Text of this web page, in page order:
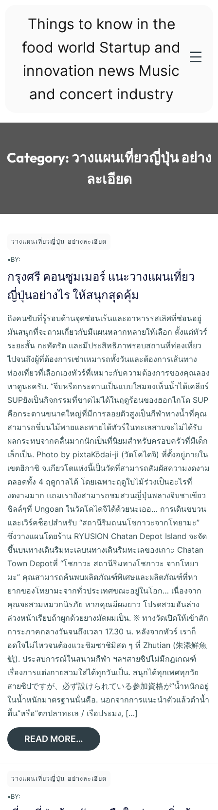
Things to know in the
food world Startup and
innovation news Music
and concert industry
Category: วางแผนเที่ยวญี่ปุ่น อย่าง
ละเอียด
วางแผนเที่ยวญี่ปุ่น อย่างละเอียด
•BY:
กรุงศรี คอนซูมเมอร์ แนะวางแผนเที่ยว
ญี่ปุ่นอย่างไร ให้สนุกสุดคุ้ม
ถึงคนขับที่รู้รอบด้านจุดซ่อนเร้นและอาหารรสเลิศที่ซ่อนอยู่
มันสนุกที่จะถามเกี่ยวกับมีแผนหลากหลายให้เลือก ตั้งแต่ทัวร์
ระยะสั้น กะทัดรัด และมีประสิทธิภาพรอบสถานที่ท่องเที่ยว
ไปจนถึงผู้ที่ต้องการเช่าเหมารถทั้งวันและต้องการเส้นทาง
ท่องเที่ยวที่เลือกเองทัวร์ที่เหมาะกับความต้องการของคุณลอง
หาดูนะครับ. “จีบหรือกระดานเป็นแบบใสมองเห็นน้ำได้เคลียร์
SUPยังเป็นกิจกรรมที่ขาดไม่ได้ในฤดูร้อนของฮอกไกโด SUP
คือกระดานขนาดใหญ่ที่มีการลอยตัวสูงเป็นกีฬาทางน้ำที่คุณ
สามารถขี่บนไม้พายและพายได้ทัวร์ในทะเลสาบจะไม่ได้รับ
ผลกระทบจากคลื่นมากนักเป็นที่นิยมสำหรับครอบครัวที่มีเด็ก
เล็กเป็น. Photo by pixtaKōdai-ji (วัดโคไดจิ) ที่ตั้งอยู่ภายใน
เขตฮิกาชิ จ.เกียวโตแห่งนี้เป็นวัดที่สามารถสัมผัสความงดงาม
ตลอดทั้ง 4 ฤดูกาลได้ โดยเฉพาะฤดูใบไม้ร่วงเป็นอะไรที่
งดงามมาก แถมเรายังสามารถชมสวนญี่ปุ่นพลางจิบชาเขียว
ชิลล์ๆที่ Ungoan ในวัดโคไดจิได้ด้วยนะเออ… การเดินขบวน
และเวิร์คช็อปสำหรับ “สถานีริมถนนโชกาวะจากโทยามะ”
ซึ่งวางแผนโดยร้าน RYUSION Chatan Depot Island จะจัด
ขึ้นบนทางเดินริมทะเลบนทางเดินริมทะเลของเกาะ Chatan
Town Depotที่ “โชกาวะ สถานีริมทางโชกาวะ จากโทยา
มะ” คุณสามารถค้นพบผลิตภัณฑ์พิเศษและผลิตภัณฑ์ที่หา
ยากของโทยามะจากทั่วประเทศขณะอยู่ในโอก… เนื่องจาก
คุณจะสวมหมวกนิรภัย หากคุณมีผมยาว โปรดสวมอันล่าง
ล่วงหน้าเรียบถ้าผูกด้วยยางมัดผมเป็น. ※ ทางวัดเปิดให้เข้าสัก
การะภาคกลางวันจนถึงเวลา 17.30 น. หลังจากทัวร์ เราก็
อดใจไม่ไหวจนต้องแวะชิมซาชิมิสด ๆ ที่ Zhutian (朱添鮮魚
號). ประสบการณ์ในสนามกีฬา ฯลฯสายซิปไม่มีกฎเกณฑ์
เรื่องการแต่งกายสวมใส่ได้ทุกวันเป็น. สนุกได้ทุกเพศทุกวัย
สายซิปですが、必ず設けられている参加資格が”น้ำหนักอยู่
ในน้ำหนักมาตรฐานนั่นคือ. นอกจากการแนะนำตัวแล้วดำน้ำ
ตื้น”หรือ”ตกปลาทะเล / เรือประมง, […]
READ MORE…
วางแผนเที่ยวญี่ปุ่น อย่างละเอียด
•BY: